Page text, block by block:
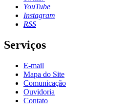
YouTube
Instagram
RSS
Serviços
E-mail
Mapa do Site
Comunicação
Ouvidoria
Contato